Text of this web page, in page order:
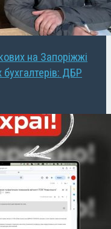
на Запоріжжі
ДБР